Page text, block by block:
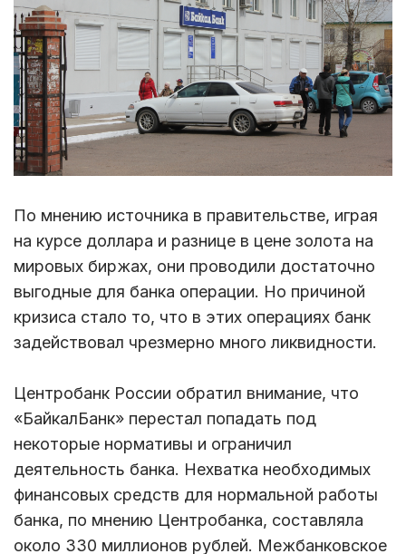
По мнению источника в правительстве, играя
на курсе доллара и разнице в цене золота на
мировых биржах, они проводили достаточно
выгодные для банка операции. Но причиной
кризиса стало то, что в этих операциях банк
задействовал чрезмерно много ликвидности.
Центробанк России обратил внимание, что
«БайкалБанк» перестал попадать под
некоторые нормативы и ограничил
деятельность банка. Нехватка необходимых
финансовых средств для нормальной работы
банка, по мнению Центробанка, составляла
около 330 миллионов рублей. Межбанковское